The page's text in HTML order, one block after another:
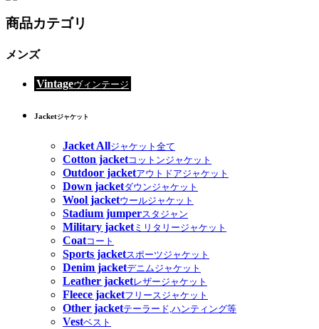
商品カテゴリ
メンズ
Vintageヴィンテージ
Jacketジャケット
Jacket Allジャケット全て
Cotton jacketコットンジャケット
Outdoor jacketアウトドアジャケット
Down jacketダウンジャケット
Wool jacketウールジャケット
Stadium jumperスタジャン
Military jacketミリタリージャケット
Coatコート
Sports jacketスポーツジャケット
Denim jacketデニムジャケット
Leather jacketレザージャケット
Fleece jacketフリースジャケット
Other jacketテーラード,ハンティング等
Vestベスト